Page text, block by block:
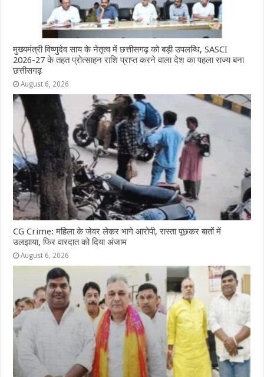
मुख्यमंत्री विष्णुदेव साय के नेतृत्व में छत्तीसगढ़ को बड़ी उपलब्धि, SASCI
2026-27 के तहत प्रोत्साहन राशि प्राप्त करने वाला देश का पहला राज्य बना
छत्तीसगढ़
August 6, 2026
CG Crime: महिला के जेवर लेकर भागे आरोपी, रास्ता पूछकर बातों में
उलझाया, फिर वारदात को दिया अंजाम
August 6, 2026